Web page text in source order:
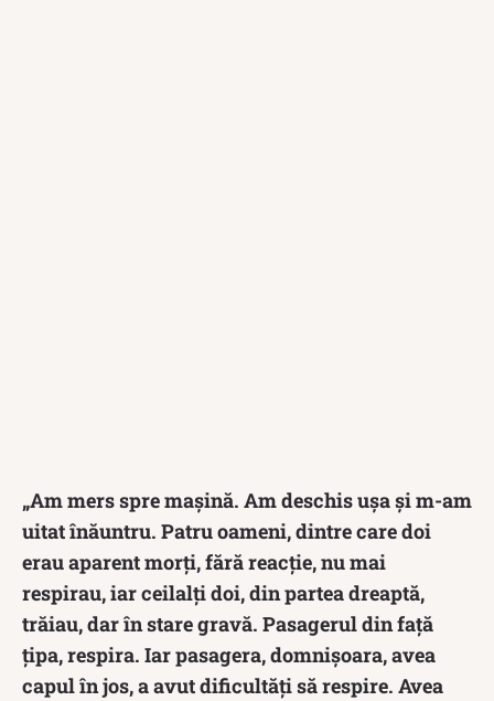
„Am mers spre mașină. Am deschis ușa și m-am
uitat înăuntru. Patru oameni, dintre care doi
erau aparent morți, fără reacție, nu mai
respirau, iar ceilalți doi, din partea dreaptă,
trăiau, dar în stare gravă. Pasagerul din față
țipa, respira. Iar pasagera, domnișoara, avea
capul în jos, a avut dificultăți să respire. Avea